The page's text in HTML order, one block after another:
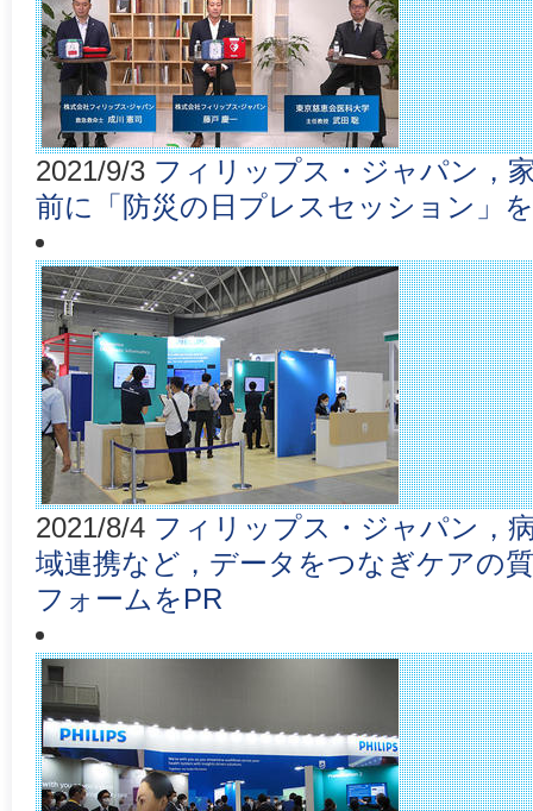
2021/9/3 フィリップス・ジャパン，
前に「防災の日プレスセッション」
2021/8/4 フィリップス・ジャパン，
域連携など，データをつなぎケアの
フォームをPR